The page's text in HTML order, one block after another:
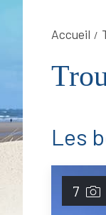
Accueil
Les
7